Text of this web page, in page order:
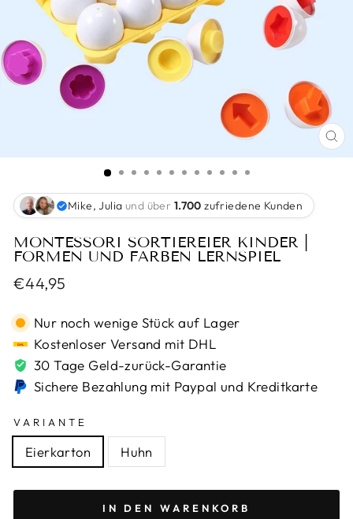
Mike, Julia und über 1.700 zufriedene Kunden
MONTESSORI SORTIEREIER KINDER |
FORMEN UND FARBEN LERNSPIEL
Normaler
€44,95
Nur noch wenige Stück auf Lager
Kostenloser Versand mit DHL
30 Tage Geld-zurück-Garantie
Sichere Bezahlung mit Paypal und Kreditkarte
VARIANTE
Eierkarton Huhn
IN DEN WARENKORB